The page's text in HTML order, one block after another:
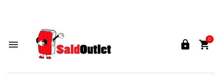
  0